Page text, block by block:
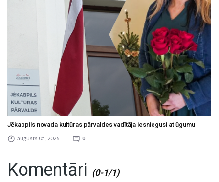
Jēkabpils novada kultūras pārvaldes vadītāja iesniegusi atlūgumu
augusts 05 , 2026 0
Komentāri (0-1/1)